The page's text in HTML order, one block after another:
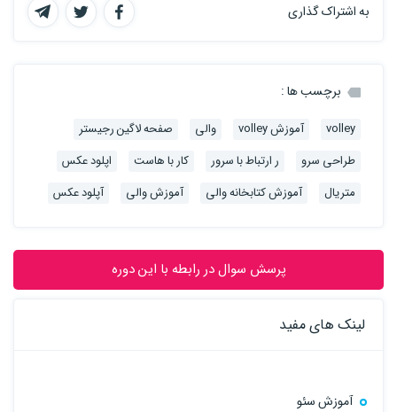
به اشتراک گذاری
برچسب ها :
volley آموزش volley والی
صفحه لاگین رجیستر
طراحی سرو
ر ارتباط با سرور کار با هاست
اپلود عکس
متریال
آموزش کتابخانه والی آموزش والی آپلود عکس
پرسش سوال در رابطه با این دوره
لینک های مفید
آموزش سئو